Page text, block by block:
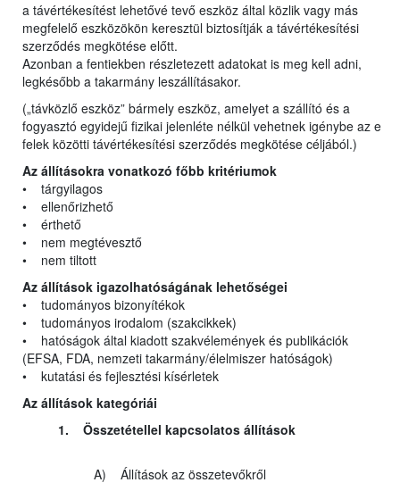
a távértékesítést lehetővé tevő eszköz által közlik vagy más
megfelelő eszközökön keresztül biztosítják a távértékesítési
szerződés megkötése előtt.
Azonban a fentiekben részletezett adatokat is meg kell adni,
legkésőbb a takarmány leszállításakor.
(„távközlő eszköz” bármely eszköz, amelyet a szállító és a
fogyasztó egyidejű fizikai jelenléte nélkül vehetnek igénybe az e
felek közötti távértékesítési szerződés megkötése céljából.)
Az állításokra vonatkozó főbb kritériumok
• tárgyilagos
• ellenőrizhető
• érthető
• nem megtévesztő
• nem tiltott
Az állítások igazolhatóságának lehetőségei
• tudományos bizonyítékok
• tudományos irodalom (szakcikkek)
• hatóságok által kiadott szakvélemények és publikációk
(EFSA, FDA, nemzeti takarmány/élelmiszer hatóságok)
• kutatási és fejlesztési kísérletek
Az állítások kategóriái
1. Összetétellel kapcsolatos állítások
A) Állítások az összetevőkről